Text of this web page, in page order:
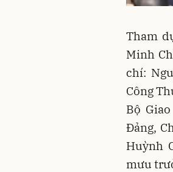
Tham
Minh
chí:
Công
Bộ
Đảng,
Huỳnh
mưu